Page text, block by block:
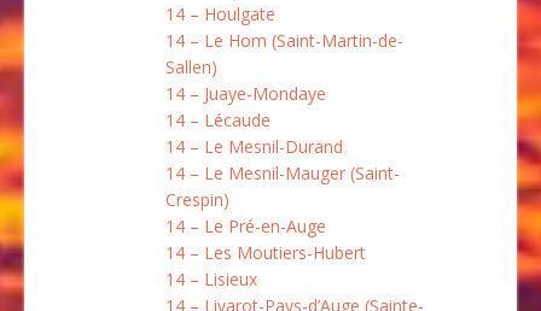
14 – Houlgate
14 – Le Hom (Saint-Martin-de-
Sallen)
14 – Juaye-Mondaye
14 – Lécaude
14 – Le Mesnil-Durand
14 – Le Mesnil-Mauger (Saint-
Crespin)
14 – Le Pré-en-Auge
14 – Les Moutiers-Hubert
14 – Lisieux
14 – Livarot-Pays-d’Auge (Sainte-